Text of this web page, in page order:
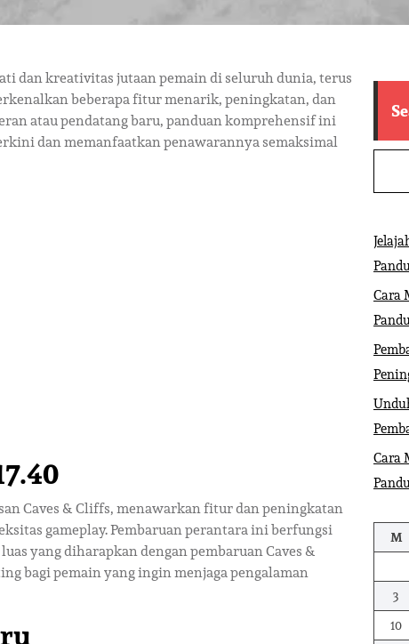
dan kreativitas jutaan pemain di seluruh dunia, terus
beberapa fitur menarik, peningkatan, dan
atau pendatang baru, panduan komprehensif ini
dan memanfaatkan penawarannya semaksimal
Caves & Cliffs, menawarkan fitur dan peningkatan
gameplay. Pembaruan perantara ini berfungsi
yang diharapkan dengan pembaruan Caves &
bagi pemain yang ingin menjaga pengalaman
Cara
Cara
M
3
10